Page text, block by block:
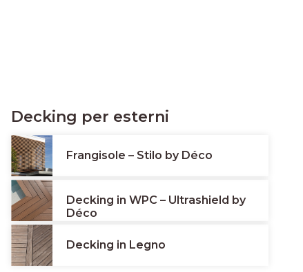
Decking per esterni
Frangisole – Stilo by Déco
Decking in WPC – Ultrashield by
Déco
Decking in Legno